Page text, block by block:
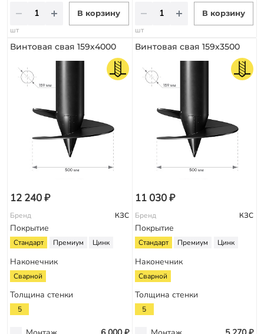
В корзину
шт
В корзину
шт
Винтовая свая 159х4000
12 240 ₽
Бренд КЗС
Покрытие
Стандарт Премиум Цинк
Наконечник
Сварной
Толщина стенки
5
Винтовая свая 159х3500
11 030 ₽
Бренд КЗС
Покрытие
Стандарт Премиум Цинк
Наконечник
Сварной
Толщина стенки
5